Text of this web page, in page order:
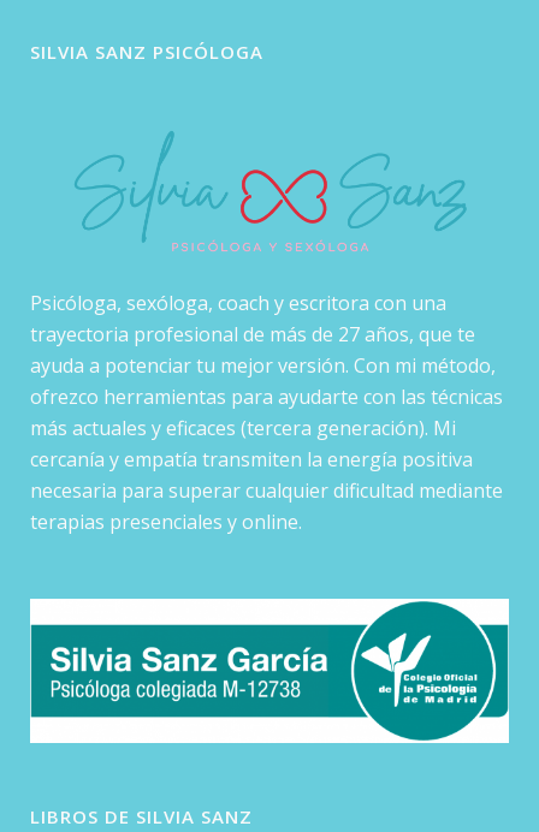
SILVIA SANZ PSICÓLOGA
Psicóloga, sexóloga, coach y escritora con una
trayectoria profesional de más de 27 años, que te
ayuda a potenciar tu mejor versión. Con mi método,
ofrezco herramientas para ayudarte con las técnicas
más actuales y eficaces (tercera generación). Mi
cercanía y empatía transmiten la energía positiva
necesaria para superar cualquier dificultad mediante
terapias presenciales y online.
LIBROS DE SILVIA SANZ